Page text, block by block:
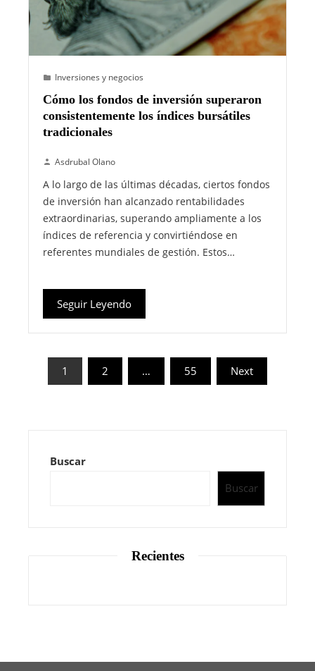
Inversiones y negocios
Cómo los fondos de inversión superaron
consistentemente los índices bursátiles
tradicionales
Asdrubal Olano
A lo largo de las últimas décadas, ciertos fondos
de inversión han alcanzado rentabilidades
extraordinarias, superando ampliamente a los
índices de referencia y convirtiéndose en
referentes mundiales de gestión. Estos…
Seguir Leyendo
Paginación
1 2 … 55 Next
Buscar
Buscar
Recientes